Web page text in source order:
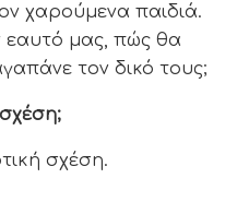
χαρούμενα παιδιά.
εαυτό μας, πώς θα
τον δικό τους;
σχέση.